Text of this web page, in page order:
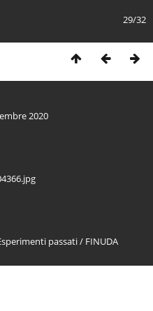
29/32
2020
passati/ FINUDA